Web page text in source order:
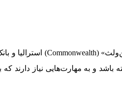
حقوق سالانه حدود ۳.۵ میلیون دلار به همراه